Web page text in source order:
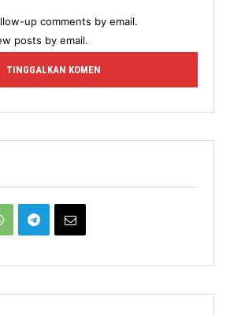
up comments by email.
posts by email.